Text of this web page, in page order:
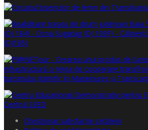
Chestionar satisfacţie cetăţeni